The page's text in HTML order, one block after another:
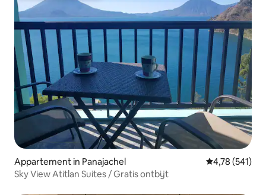
Appartement in Panajachel Gemiddelde
4,78 (541)
Sky View Atitlan Suites / Gratis ontbijt